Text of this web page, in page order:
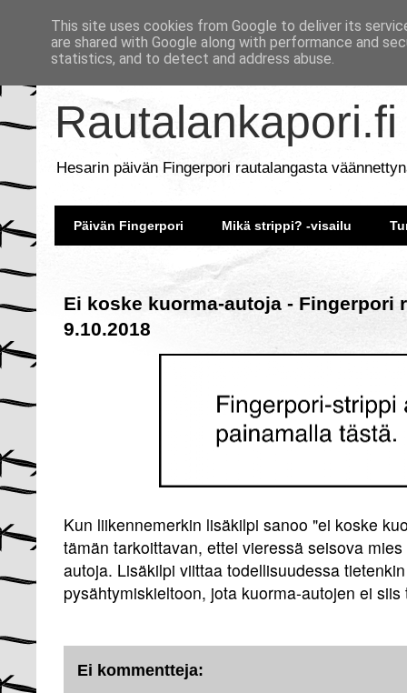
Rautalankapori.fi
Hesarin päivän Fingerpori rautalangasta
Päivän Fingerpori Mikä strippi? -visailu
Ei koske kuorma-autoja - Fingerpori
9.10.2018
Kun liikennemerkin lisäkilpi sanoo "ei koske
tämän tarkoittavan, ettei vieressä seisova
autoja. Lisäkilpi viittaa todellisuudessa
pysähtymiskieltoon, jota kuorma-autojen ei
Ei kommentteja:
This site uses cookies from Google to deliver its
are shared with Google along with performance and
statistics, and to detect and address abuse.